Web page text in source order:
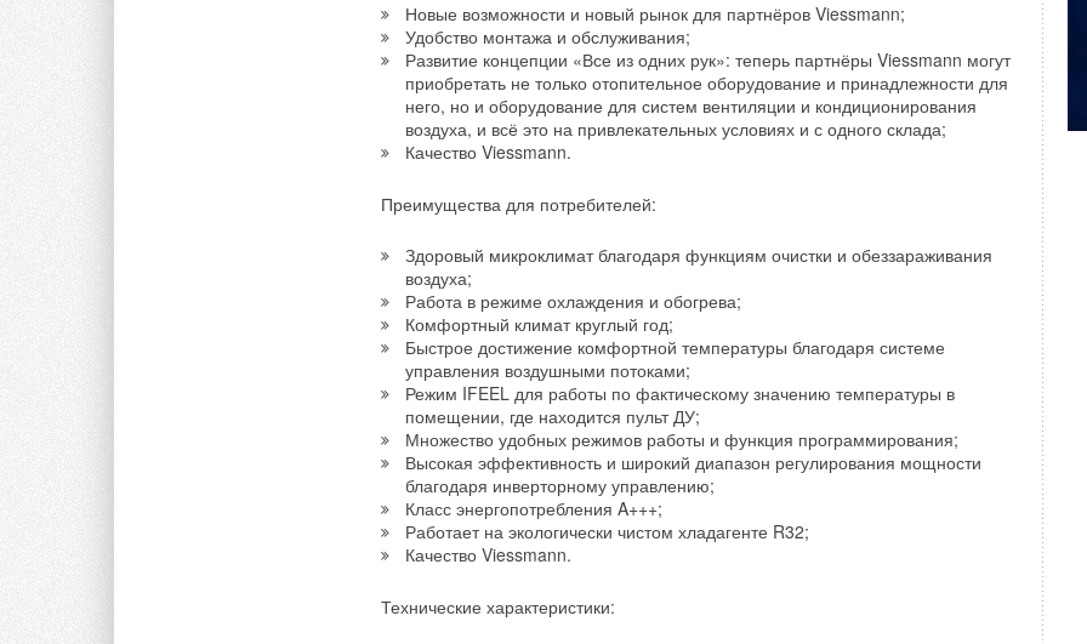
Новые возможности и новый рынок для партнёров Viessmann;
Удобство монтажа и обслуживания;
Развитие концепции «Все из одних рук»: теперь партнёры Viessmann могут
приобретать не только отопительное оборудование и принадлежности для
него, но и оборудование для систем вентиляции и кондиционирования
воздуха, и всё это на привлекательных условиях и с одного склада;
Качество Viessmann.
Преимущества для потребителей:
Здоровый микроклимат благодаря функциям очистки и обеззараживания
воздуха;
Работа в режиме охлаждения и обогрева;
Комфортный климат круглый год;
Быстрое достижение комфортной температуры благодаря системе
управления воздушными потоками;
Режим IFEEL для работы по фактическому значению температуры в
помещении, где находится пульт ДУ;
Множество удобных режимов работы и функция программирования;
Высокая эффективность и широкий диапазон регулирования мощности
благодаря инверторному управлению;
Класс энергопотребления A+++;
Работает на экологически чистом хладагенте R32;
Качество Viessmann.
Технические характеристики: